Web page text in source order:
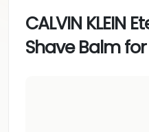
CALVIN KLEIN
Shave Balm